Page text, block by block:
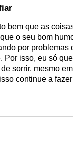
motivos
bem que as
o seu bom
por problemas
Por isso, eu só
sorrir, mesmo
continue a